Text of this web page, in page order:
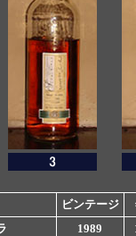
ビンテージ
1989